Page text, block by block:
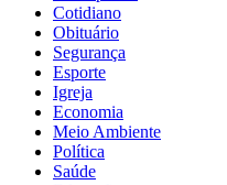
Cotidiano
Obituário
Segurança
Esporte
Igreja
Economia
Meio Ambiente
Política
Saúde